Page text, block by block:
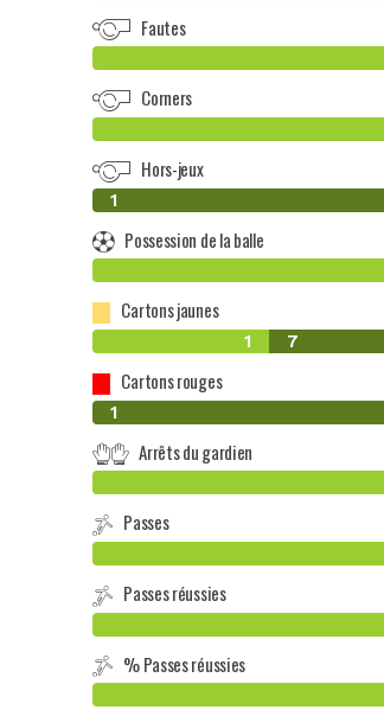
Fautes
Corners
Hors-jeux
0
1
Possession de la balle
Cartons jaunes
1 7
Cartons rouges
0
1
Arrêts du gardien
Passes
Passes réussies
% Passes réussies